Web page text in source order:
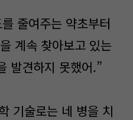
줄여주는 약초부터
계속 찾아보고 있는
발견하지 못했어.”
기술로는 네 병을 치